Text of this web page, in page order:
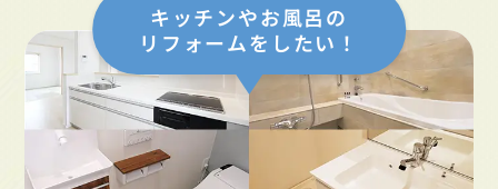
キッチンやお風呂の
リフォームをしたい！